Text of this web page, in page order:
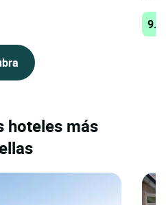
hoteles más